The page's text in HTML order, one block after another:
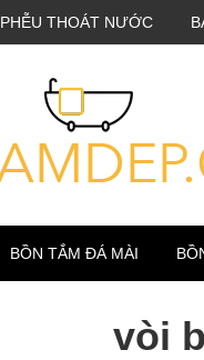
PHỄU THOÁT NƯỚC
BỒN TẮM ĐÁ MÀI
vòi